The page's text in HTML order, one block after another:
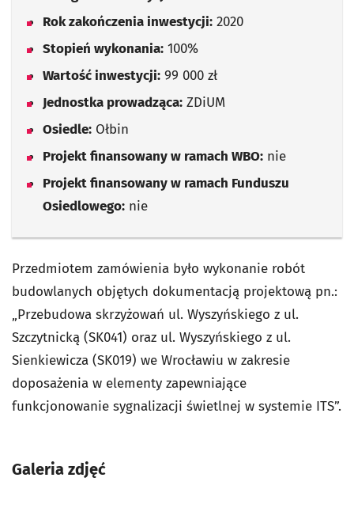
Rok zakończenia inwestycji: 2020
Stopień wykonania: 100%
Wartość inwestycji: 99 000 zł
Jednostka prowadząca: ZDiUM
Osiedle: Ołbin
Projekt finansowany w ramach WBO: nie
Projekt finansowany w ramach Funduszu
Osiedlowego: nie
Przedmiotem zamówienia było wykonanie robót
budowlanych objętych dokumentacją projektową pn.:
„Przebudowa skrzyżowań ul. Wyszyńskiego z ul.
Szczytnicką (SK041) oraz ul. Wyszyńskiego z ul.
Sienkiewicza (SK019) we Wrocławiu w zakresie
doposażenia w elementy zapewniające
funkcjonowanie sygnalizacji świetlnej w systemie ITS”.
Galeria zdjęć